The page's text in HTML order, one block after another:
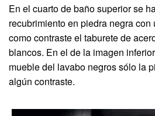
En el cuarto de baño superior se
recubrimiento en piedra negra
como contraste el taburete de
blancos. En el de la imagen
mueble del lavabo negros sólo la
algún contraste.